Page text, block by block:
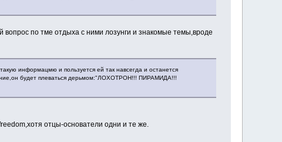
по тме отдыха с ними лозунги и знакомые темы,вроде
информацмю и пользуется ей так навсегда и останется
будет плеваться дерьмом:"ЛОХОТРОН!!! ПИРАМИДА!!!
отцы-основатели одни и те же.